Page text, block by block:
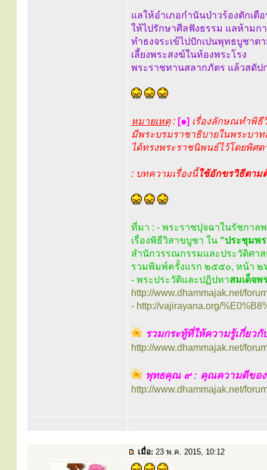
แลให้อำเภอกำนันป่าวร้องตักเตื
ให้ไปรักษาศีลฟังธรรม แลห้ามก
ทำธงจระเข้ไปปักเปนพุทธบูชาต
เลี้ยงพระสงฆ์ในท้องพระโรง
พระราชทานสลากภัตร แล้วสดัป
หมายเหตุ: [๑] เรื่องลักษณทำพิธี
มีพระบรมราชาธิบายในพระบาท
ได้ทรงพระราชนิพนธ์ไว้โดยพิศด
: บทความเรื่องนี้ใช้อักขรวิธีตาม
ที่มา : - พระราชปุจฉาในรัชกาล
เรื่องพิธีวิสาขบูชา ใน “ประชุมพ
สำนักวรรณกรรมและประวัติศา
รวมพิมพ์ครั้งแรก ๒๕๕๐, หน้า
- พระประวัติและปฏิปทาสมเด็จพ
http://www.dhammajak.net/
- http://vajirayana.org/
รวมกระทู้ที่ให้ความรู้เกี่ยว
http://www.dhammajak.net/
พุทธคุณ ๙ : คุณความดีของ
http://www.dhammajak.net/
เมื่อ: 23 พ.ค. 2015, 10:12